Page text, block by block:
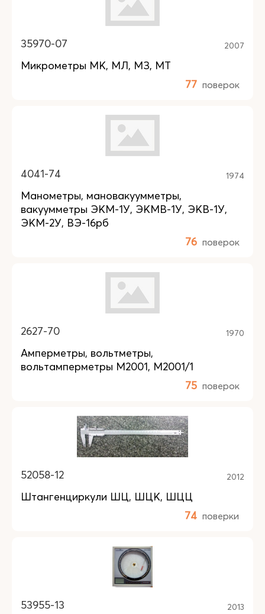
35970-07 2007
Микрометры МК, МЛ, МЗ, МТ
77 поверок
4041-74 1974
Манометры, мановакуумметры,
вакуумметры ЭКМ-1У, ЭКМВ-1У, ЭКВ-1У,
ЭКМ-2У, ВЭ-16рб
76 поверок
2627-70 1970
Амперметры, вольтметры,
вольтамперметры М2001, М2001/1
75 поверок
52058-12 2012
Штангенциркули ШЦ, ШЦК, ШЦЦ
74 поверки
53955-13 2013